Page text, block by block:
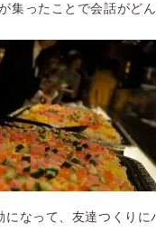
集ったことで会話がど
になって、友達つくりに